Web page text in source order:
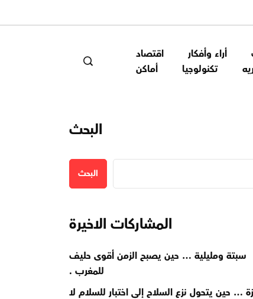
أراء وأفكار
اقتصاد
تكنولوجيا أماكن
البحث
البحث
المشاركات الاخيرة
سبتة ومليلية … حين يصبح الزمن أقوى حليف
للمغرب .
… حين يتحول نزع السلاح إلى اختبار للسلام لا